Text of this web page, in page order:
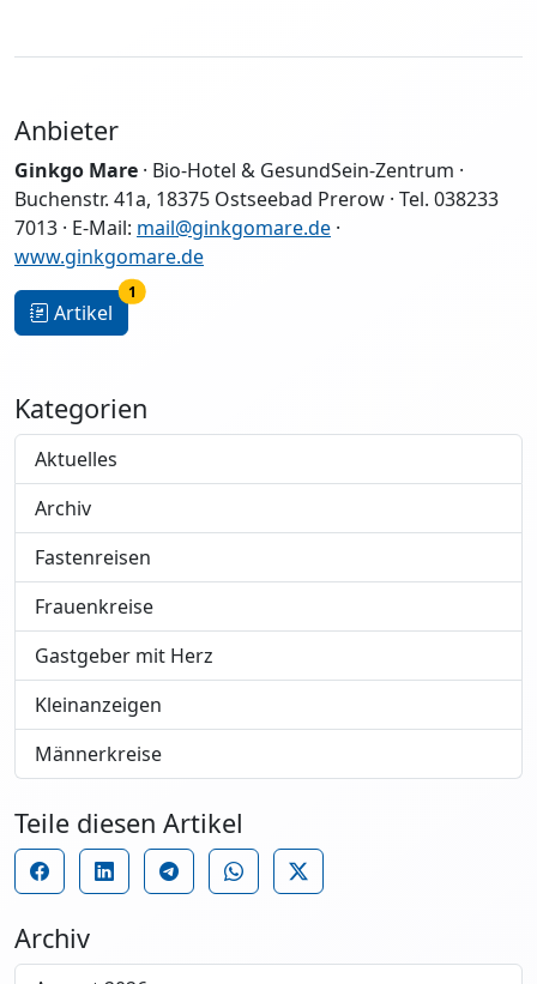
Anbieter
Ginkgo Mare · Bio-Hotel & GesundSein-Zentrum ·
Buchenstr. 41a, 18375 Ostseebad Prerow · Tel. 038233
7013 · E-Mail: mail@ginkgomare.de ·
www.ginkgomare.de
Artikel
1
Kategorien
Aktuelles
Archiv
Fastenreisen
Frauenkreise
Gastgeber mit Herz
Kleinanzeigen
Männerkreise
Teile diesen Artikel
Archiv